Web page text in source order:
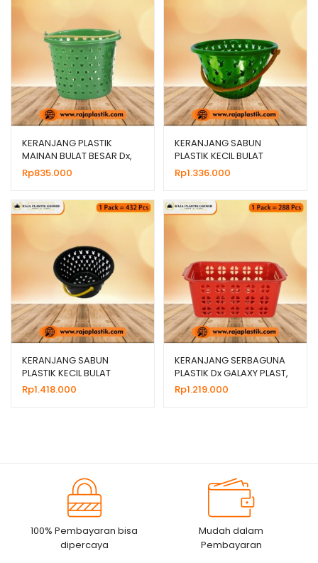
KERANJANG PLASTIK
MAINAN BULAT BESAR Dx,
JUAL HARGA GROSIR
Rp835.000
KERANJANG SABUN
PLASTIK KECIL BULAT
PLAYBOY Dx, HARGA
MURAH
Rp1.336.000
KERANJANG SABUN
PLASTIK KECIL BULAT
PLAYBOY HITAM MURAH
Rp1.418.000
KERANJANG SERBAGUNA
PLASTIK Dx GALAXY PLAST,
HARGA MURAH
Rp1.219.000
100% Pembayaran bisa
dipercaya
Mudah dalam
Pembayaran